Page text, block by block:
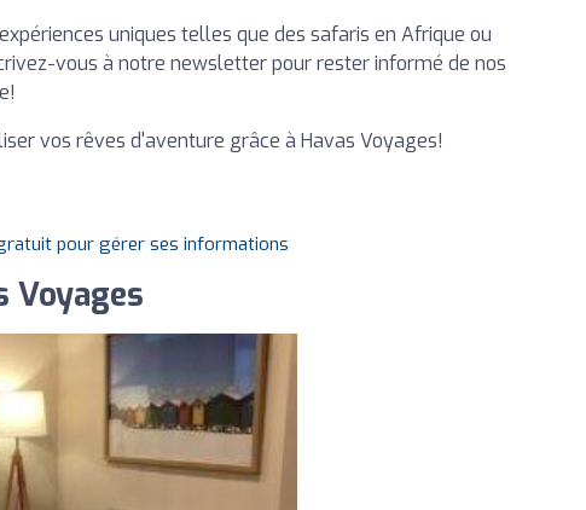
uniques telles que des safaris en Afrique ou
vous à notre newsletter pour rester informé de nos
vos rêves d'aventure grâce à Havas Voyages!
pour gérer ses informations
Voyages